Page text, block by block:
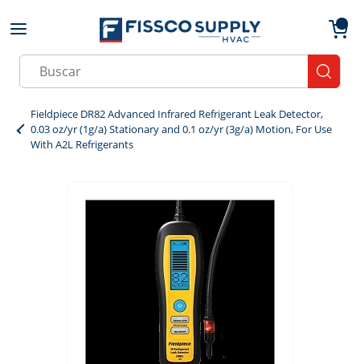
Skip to main content
Site Search
Fieldpiece DR82 Advanced Infrared Refrigerant Leak Detector,
0.03 oz/yr (1g/a) Stationary and 0.1 oz/yr (3g/a) Motion, For Use
With A2L Refrigerants